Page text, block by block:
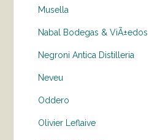
Musella
Nabal Bodegas & ViÃ±edos
Negroni Antica Distilleria
Neveu
Oddero
Olivier Leflaive